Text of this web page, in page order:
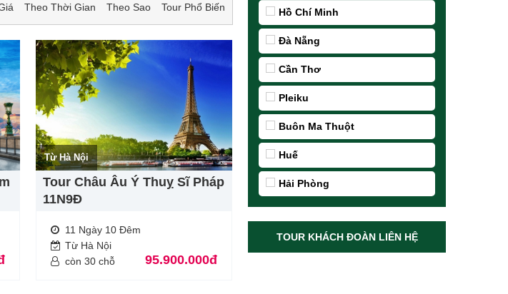
Hồ Chí Minh
Đà Nẵng
Cần Thơ
Pleiku
Buôn Ma Thuột
Huế
Hải Phòng
TOUR KHÁCH ĐOÀN LIÊN HỆ
Theo Thời Gian Theo Sao Tour Phổ Biến
Từ Hà Nội
Tour Châu Âu Ý Thuỵ Sĩ Pháp
11N9Đ
11 Ngày 10 Đêm
Từ Hà Nội
còn 30 chỗ
95.900.000đ